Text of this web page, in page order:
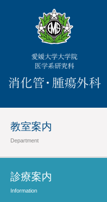
教室案内
Department
診療案内
Information